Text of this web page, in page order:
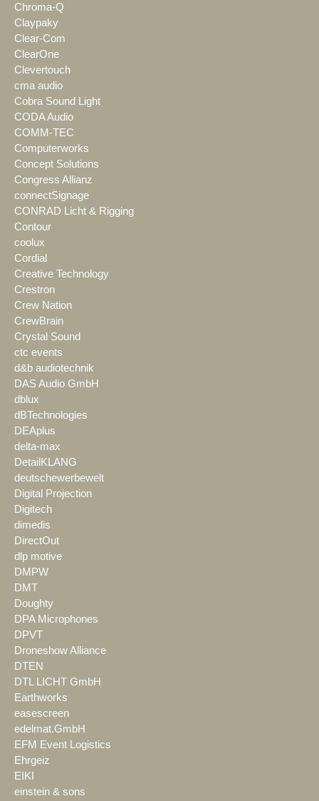
Chroma-Q
Claypaky
Clear-Com
ClearOne
Clevertouch
cma audio
Cobra Sound Light
CODA Audio
COMM-TEC
Computerworks
Concept Solutions
Congress Allianz
connectSignage
CONRAD Licht & Rigging
Contour
coolux
Cordial
Creative Technology
Crestron
Crew Nation
CrewBrain
Crystal Sound
ctc events
d&b audiotechnik
DAS Audio GmbH
dblux
dBTechnologies
DEAplus
delta-max
DetailKLANG
deutschewerbewelt
Digital Projection
Digitech
dimedis
DirectOut
dlp motive
DMPW
DMT
Doughty
DPA Microphones
DPVT
Droneshow Alliance
DTEN
DTL LICHT GmbH
Earthworks
easescreen
edelmat.GmbH
EFM Event Logistics
Ehrgeiz
EIKI
einstein & sons